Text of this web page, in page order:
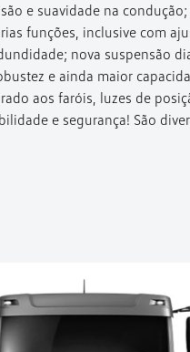
e suavidade na
funções, inclusive com
nova suspensão
e ainda maior
aos faróis, luzes de
e segurança! São